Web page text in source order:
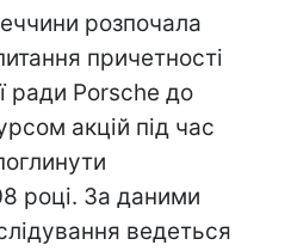
розпочала
причетності
ради Porsche до
акцій під час
році. За даними
ведеться